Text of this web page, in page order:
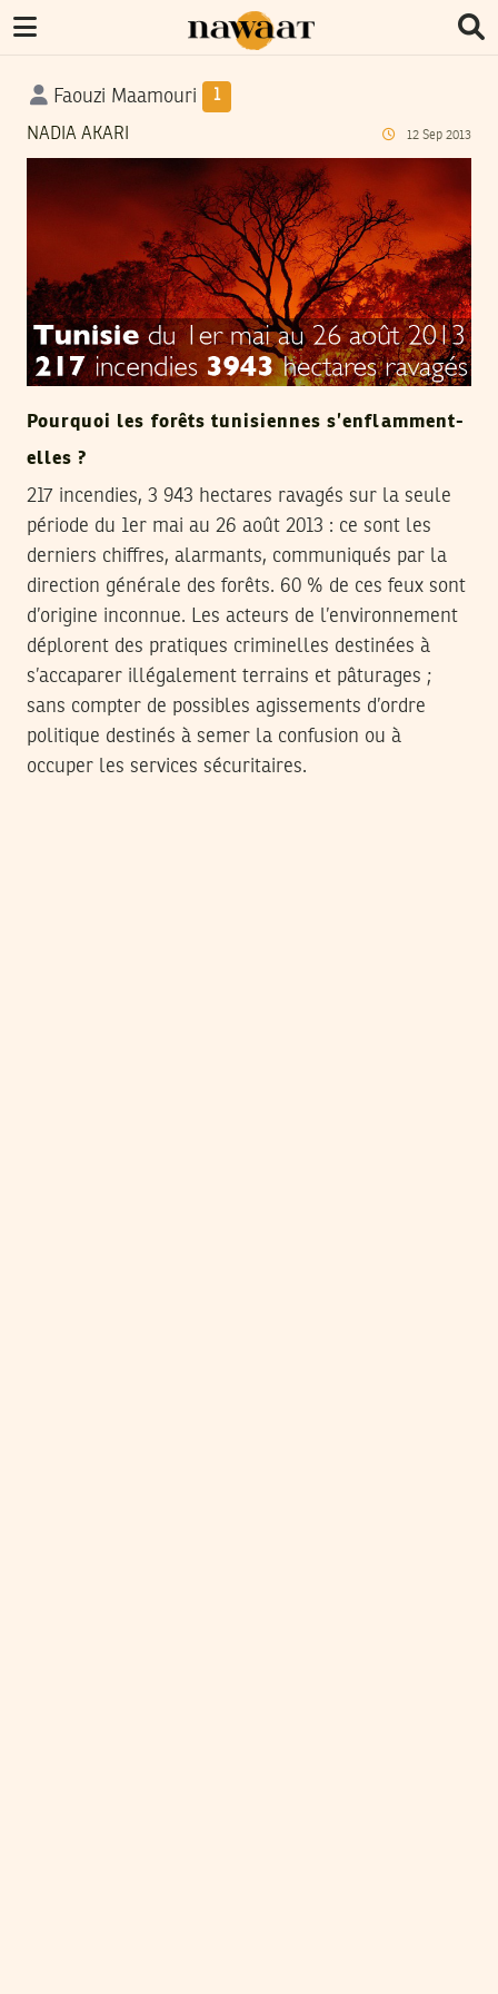
Faouzi Maamouri 1
NADIA AKARI 12 Sep 2013
Pourquoi les forêts tunisiennes s’enflamment-
elles ?
217 incendies, 3 943 hectares ravagés sur la seule
période du 1er mai au 26 août 2013 : ce sont les
derniers chiffres, alarmants, communiqués par la
direction générale des forêts. 60 % de ces feux sont
d’origine inconnue. Les acteurs de l’environnement
déplorent des pratiques criminelles destinées à
s’accaparer illégalement terrains et pâturages ;
sans compter de possibles agissements d’ordre
politique destinés à semer la confusion ou à
occuper les services sécuritaires.